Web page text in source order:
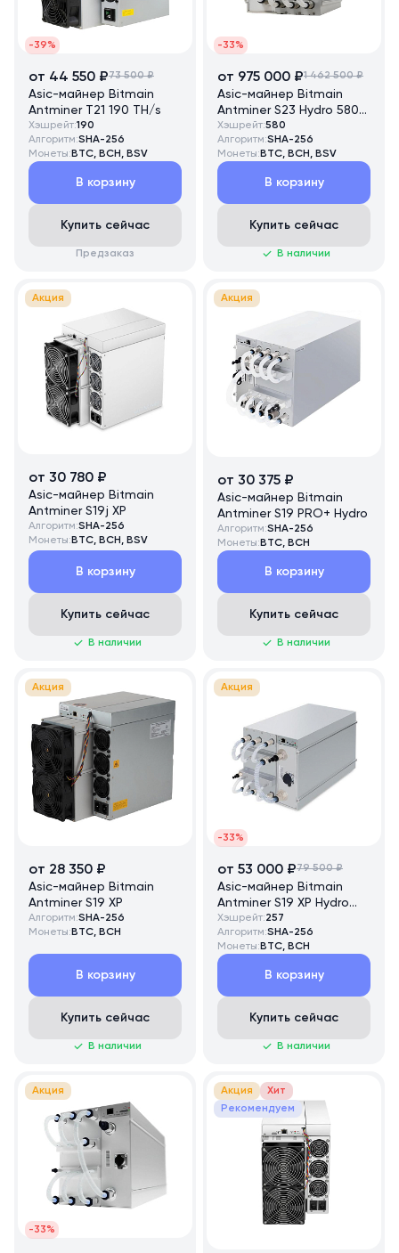
-39%
от 44 550 ₽73 500 ₽
Asic-майнер Bitmain
Antminer T21 190 TH/s
Хэшрейт:190
Алгоритм:SHA-256
Монеты: BTC, BCH, BSV
В корзину
Купить сейчас
Предзаказ
-33%
от 975 000 ₽1 462 500 ₽
Asic-майнер Bitmain
Antminer S23 Hydro 580
TH/s
Хэшрейт:580
Алгоритм:SHA-256
Монеты: BTC, BCH, BSV
В корзину
Купить сейчас
В наличии
Акция
от 30 780 ₽
Asic-майнер Bitmain
Antminer S19j XP
Алгоритм:SHA-256
Монеты: BTC, BCH, BSV
В корзину
Купить сейчас
В наличии
Акция
от 30 375 ₽
Asic-майнер Bitmain
Antminer S19 PRO+ Hydro
Алгоритм:SHA-256
Монеты: BTC, BCH
В корзину
Купить сейчас
В наличии
Акция
от 28 350 ₽
Asic-майнер Bitmain
Antminer S19 XP
Алгоритм:SHA-256
Монеты: BTC, BCH
В корзину
Купить сейчас
В наличии
Акция
-33%
от 53 000 ₽79 500 ₽
Asic-майнер Bitmain
Antminer S19 XP Hydro
257 TH/s
Хэшрейт:257
Алгоритм:SHA-256
Монеты: BTC, BCH
В корзину
Купить сейчас
В наличии
Акция
-33%
Акция
Хит
Рекомендуем